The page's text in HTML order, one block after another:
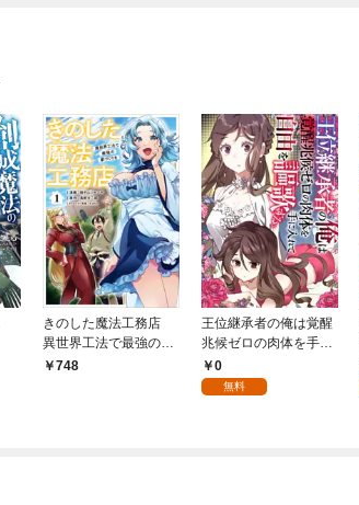
きのした魔法工務店
異世界工法で最強の家
づくりを（コミック）
748
王位継承者の俺は覚醒
兆候ゼロの肉体を手に
入れて自由を謳歌す
る。1
0
無料